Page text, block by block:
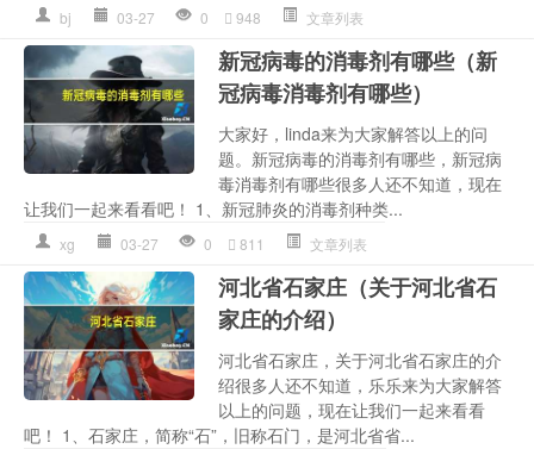
bj 03-27 0 948 文章列表
新冠病毒的消毒剂有哪些（新
冠病毒消毒剂有哪些）
大家好，linda来为大家解答以上的问
题。新冠病毒的消毒剂有哪些，新冠病
毒消毒剂有哪些很多人还不知道，现在
让我们一起来看看吧！ 1、新冠肺炎的消毒剂种类...
xg 03-27 0 811 文章列表
河北省石家庄（关于河北省石
家庄的介绍）
河北省石家庄，关于河北省石家庄的介
绍很多人还不知道，乐乐来为大家解答
以上的问题，现在让我们一起来看看
吧！ 1、石家庄，简称“石”，旧称石门，是河北省省...